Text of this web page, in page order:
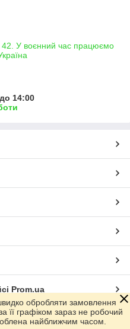
42. У воєнний час працюємо
14:00
Prom.ua
обробляти замовлення
її графіком зараз не робочий
найближчим часом.